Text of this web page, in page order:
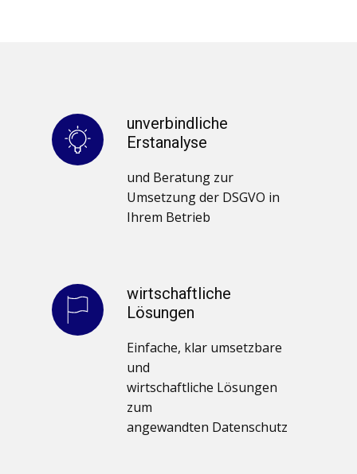
unverbindliche
Erstanalyse
und Beratung zur
Umsetzung der DSGVO in
Ihrem Betrieb
wirtschaftliche
Lösungen
Einfache, klar umsetzbare
und
wirtschaftliche Lösungen
zum
angewandten Datenschutz